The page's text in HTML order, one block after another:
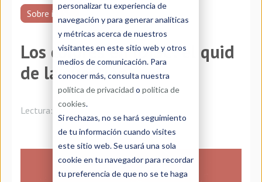
personalizar tu experiencia de
navegación y para generar analíticas
y métricas acerca de nuestros
visitantes en este sitio web y otros
medios de comunicación. Para
conocer más, consulta nuestra
política de privacidad o política de
cookies.
Si rechazas, no se hará seguimiento
de tu información cuando visites
este sitio web. Se usará una sola
cookie en tu navegador para recordar
tu preferencia de que no se te haga
Sobre iDISC
Los colores en iDISC: el quid
de la cuestión
Lectura: 3 minutos